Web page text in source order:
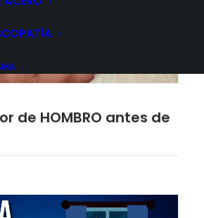
de HOMBRO antes de